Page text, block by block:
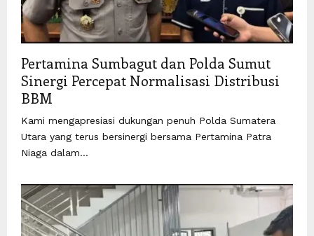
Pertamina Sumbagut dan Polda Sumut
Sinergi Percepat Normalisasi Distribusi
BBM
Kami mengapresiasi dukungan penuh Polda Sumatera
Utara yang terus bersinergi bersama Pertamina Patra
Niaga dalam...